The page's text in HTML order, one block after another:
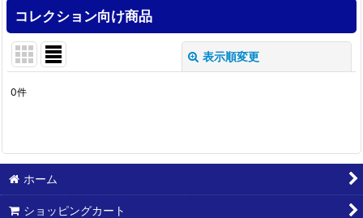
コレクション向け商品
表示順変更
0件
ホーム
ショッピングカート